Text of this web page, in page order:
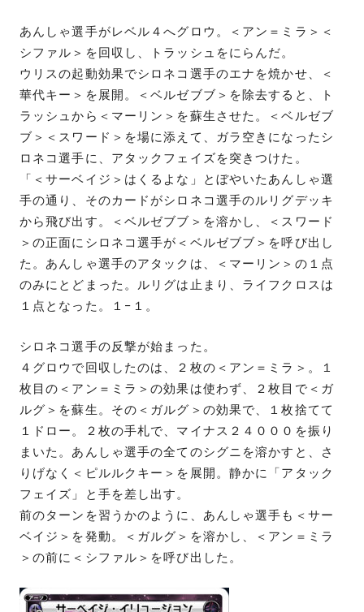
あんしゃ選手がレベル４へグロウ。＜アン＝ミラ＞＜
シファル＞を回収し、トラッシュをにらんだ。
ウリスの起動効果でシロネコ選手のエナを焼かせ、＜
華代キー＞を展開。＜ベルゼブブ＞を除去すると、ト
ラッシュから＜マーリン＞を蘇生させた。＜ベルゼブ
ブ＞＜スワード＞を場に添えて、ガラ空きになったシ
ロネコ選手に、アタックフェイズを突きつけた。
「＜サーベイジ＞はくるよな」とぼやいたあんしゃ選
手の通り、そのカードがシロネコ選手のルリグデッキ
から飛び出す。＜ベルゼブブ＞を溶かし、＜スワード
＞の正面にシロネコ選手が＜ベルゼブブ＞を呼び出し
た。あんしゃ選手のアタックは、＜マーリン＞の１点
のみにとどまった。ルリグは止まり、ライフクロスは
１点となった。１−１。
シロネコ選手の反撃が始まった。
４グロウで回収したのは、２枚の＜アン＝ミラ＞。１
枚目の＜アン＝ミラ＞の効果は使わず、２枚目で＜ガ
ルグ＞を蘇生。その＜ガルグ＞の効果で、１枚捨てて
１ドロー。２枚の手札で、マイナス２４０００を振り
まいた。あんしゃ選手の全てのシグニを溶かすと、さ
りげなく＜ピルルクキー＞を展開。静かに「アタック
フェイズ」と手を差し出す。
前のターンを習うかのように、あんしゃ選手も＜サー
ベイジ＞を発動。＜ガルグ＞を溶かし、＜アン＝ミラ
＞の前に＜シファル＞を呼び出した。